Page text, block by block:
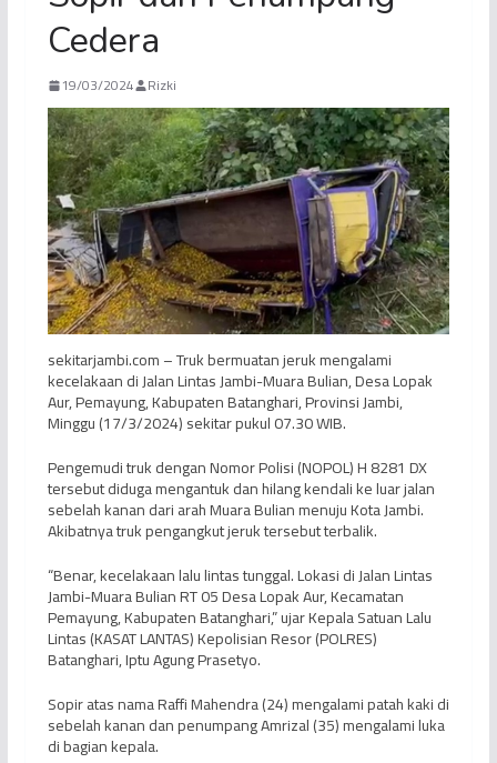
Cedera
19/03/2024 Rizki
sekitarjambi.com – Truk bermuatan jeruk mengalami
kecelakaan di Jalan Lintas Jambi-Muara Bulian, Desa Lopak
Aur, Pemayung, Kabupaten Batanghari, Provinsi Jambi,
Minggu (17/3/2024) sekitar pukul 07.30 WIB.
Pengemudi truk dengan Nomor Polisi (NOPOL) H 8281 DX
tersebut diduga mengantuk dan hilang kendali ke luar jalan
sebelah kanan dari arah Muara Bulian menuju Kota Jambi.
Akibatnya truk pengangkut jeruk tersebut terbalik.
“Benar, kecelakaan lalu lintas tunggal. Lokasi di Jalan Lintas
Jambi-Muara Bulian RT 05 Desa Lopak Aur, Kecamatan
Pemayung, Kabupaten Batanghari,” ujar Kepala Satuan Lalu
Lintas (KASAT LANTAS) Kepolisian Resor (POLRES)
Batanghari, Iptu Agung Prasetyo.
Sopir atas nama Raffi Mahendra (24) mengalami patah kaki di
sebelah kanan dan penumpang Amrizal (35) mengalami luka
di bagian kepala.